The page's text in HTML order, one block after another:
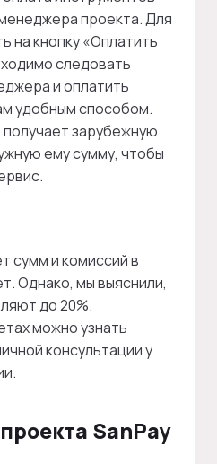
проекта. Для
на кнопку «Оплатить
следовать
и оплатить
удобным способом.
зарубежную
ему сумму, чтобы
сумм и комиссий в
Однако, мы выяснили,
до 20%.
можно узнать
консультации у
SanPay